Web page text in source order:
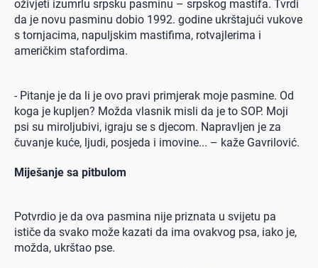
oživjeti izumrlu srpsku pasminu – srpskog mastifa. Tvrdi
da je novu pasminu dobio 1992. godine ukrštajući vukove
s tornjacima, napuljskim mastifima, rotvajlerima i
američkim stafordima.
- Pitanje je da li je ovo pravi primjerak moje pasmine. Od
koga je kupljen? Možda vlasnik misli da je to SOP. Moji
psi su miroljubivi, igraju se s djecom. Napravljen je za
čuvanje kuće, ljudi, posjeda i imovine... – kaže Gavrilović.
Miješanje sa pitbulom
Potvrdio je da ova pasmina nije priznata u svijetu pa
ističe da svako može kazati da ima ovakvog psa, iako je,
možda, ukrštao pse.